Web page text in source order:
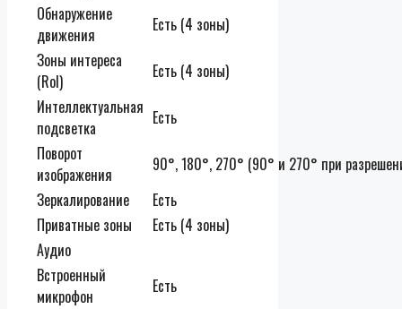
Обнаружение
движения
Есть (4 зоны)
Зоны интереса
(RoI)
Есть (4 зоны)
Интеллектуальная
подсветка
Есть
Поворот
изображения
90°, 180°, 270° (90° и 270° при
Зеркалирование
Есть
Приватные зоны
Есть (4 зоны)
Аудио
Встроенный
микрофон
Есть